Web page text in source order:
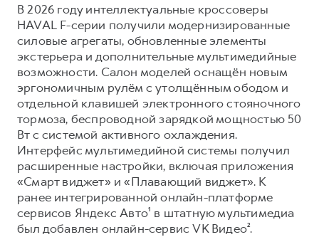
В 2026 году интеллектуальные кроссоверы
HAVAL F-серии получили модернизированные
силовые агрегаты, обновленные элементы
экстерьера и дополнительные мультимедийные
возможности. Салон моделей оснащён новым
эргономичным рулём с утолщённым ободом и
отдельной клавишей электронного стояночного
тормоза, беспроводной зарядкой мощностью 50
Вт с системой активного охлаждения.
Интерфейс мультимедийной системы получил
расширенные настройки, включая приложения
«Смарт виджет» и «Плавающий виджет». К
ранее интегрированной онлайн-платформе
сервисов Яндекс Авто¹ в штатную мультимедиа
был добавлен онлайн-сервис VK Видео².